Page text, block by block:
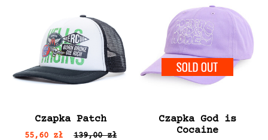
Czapka Patch
55,60 zł 139,00 zł
SOLD
Czapka God is
Cocaine